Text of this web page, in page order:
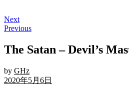
Next
Previous
The Satan – Devil’s
by GHz
2020年5月6日